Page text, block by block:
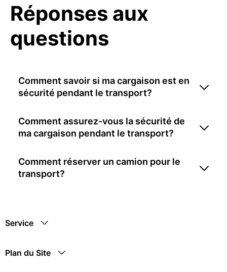
Réponses aux
questions
Comment savoir si ma cargaison est en
sécurité pendant le transport?
Comment assurez-vous la sécurité de
ma cargaison pendant le transport?
Comment réserver un camion pour le
transport?
Service
Plan du Site